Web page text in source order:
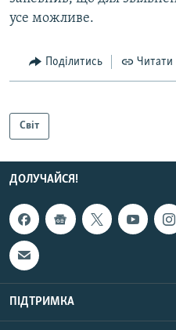
усе можливе.
Поділитись Читати
Світ
ДОЛУЧАЙСЯ!
ПІДТРИМКА